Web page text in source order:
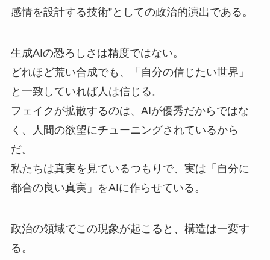
感情を設計する技術”としての政治的演出である。
生成AIの恐ろしさは精度ではない。
どれほど荒い合成でも、「自分の信じたい世界」
と一致していれば人は信じる。
フェイクが拡散するのは、AIが優秀だからではな
く、人間の欲望にチューニングされているから
だ。
私たちは真実を見ているつもりで、実は「自分に
都合の良い真実」をAIに作らせている。
政治の領域でこの現象が起こると、構造は一変す
る。